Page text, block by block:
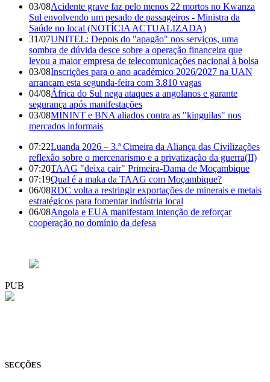
03/08Acidente grave faz pelo menos 22 mortos no Kwanza
Sul envolvendo um pesado de passageiros - Ministra da
Saúde no local (NOTÍCIA ACTUALIZADA)
31/07UNITEL: Depois do "apagão" nos serviços, uma
sombra de dúvida desce sobre a operação financeira que
levou a maior empresa de telecomunicações nacional à bolsa
03/08Inscrições para o ano académico 2026/2027 na UAN
arrancam esta segunda-feira com 3.810 vagas
04/08África do Sul nega ataques a angolanos e garante
segurança após manifestações
03/08MININT e BNA aliados contra as "kinguilas" nos
mercados informais
07:22Luanda 2026 – 3.ª Cimeira da Aliança das Civilizações
reflexão sobre o mercenarismo e a privatização da guerra(II)
07:20TAAG "deixa cair" Primeira-Dama de Moçambique
07:19Qual é a maka da TAAG com Moçambique?
06/08RDC volta a restringir exportações de minerais e metais
estratégicos para fomentar indústria local
06/08Angola e EUA manifestam intenção de reforçar
cooperação no domínio da defesa
PUB
SECÇÕES